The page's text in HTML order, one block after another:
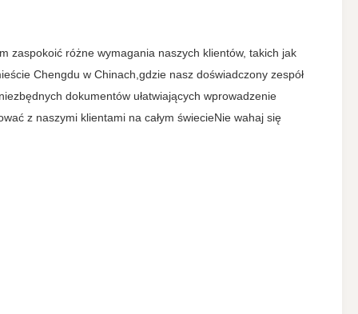
zaspokoić różne wymagania naszych klientów, takich jak
Chengdu w Chinach,gdzie nasz doświadczony zespół
dokumentów ułatwiających wprowadzenie
z naszymi klientami na całym świecieNie wahaj się